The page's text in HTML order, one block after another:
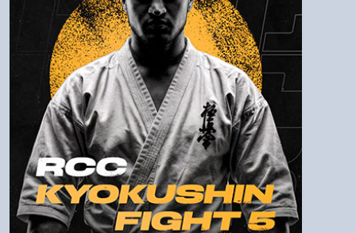
Пароль
Войти
Напомнить пароль
Регистрация